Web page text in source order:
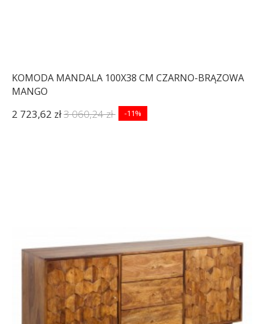
KOMODA MANDALA 100X38 CM CZARNO-BRĄZOWA
MANGO
2 723,62 zł3 060,24 zł -11%